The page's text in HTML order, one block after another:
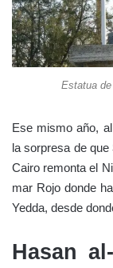
Estatua
Ese mismo año,
la sorpresa de que
Cairo remonta el
mar Rojo donde
Yedda, desde
Hasan